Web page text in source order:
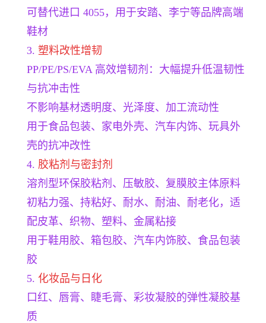
可替代进口 4055，用于安踏、李宁等品牌高端
鞋材
3. 塑料改性增韧
PP/PE/PS/EVA 高效增韧剂：大幅提升低温韧性
与抗冲击性
不影响基材透明度、光泽度、加工流动性
用于食品包装、家电外壳、汽车内饰、玩具外
壳的抗冲改性
4. 胶粘剂与密封剂
溶剂型环保胶粘剂、压敏胶、复膜胶主体原料
初粘力强、持粘好、耐水、耐油、耐老化，适
配皮革、织物、塑料、金属粘接
用于鞋用胶、箱包胶、汽车内饰胶、食品包装
胶
5. 化妆品与日化
口红、唇膏、睫毛膏、彩妆凝胶的弹性凝胶基
质